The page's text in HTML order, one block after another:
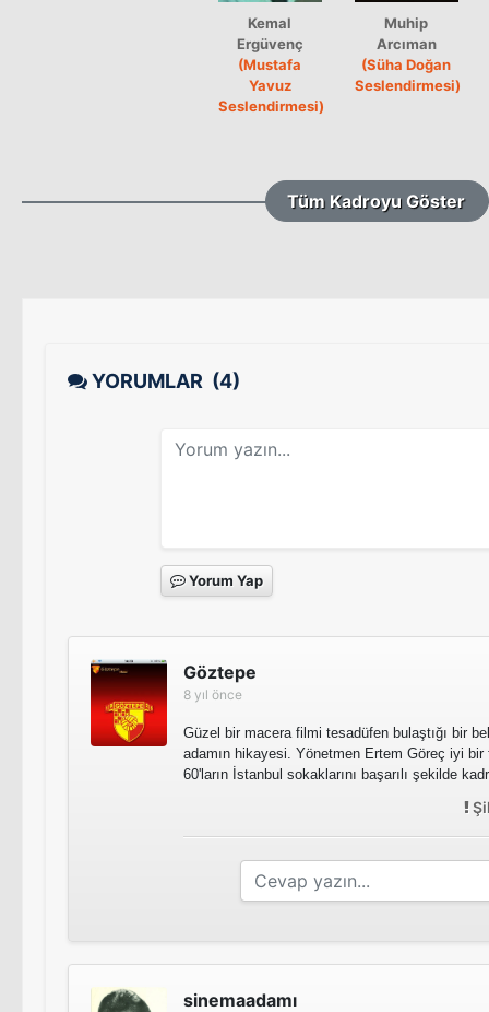
Kemal
Ergüvenç
(Mustafa
Yavuz
Seslendirmesi)
Muhip
Arcıman
(Süha Doğan
Seslendirmesi)
Tüm Kadroyu Göster
YORUMLAR (4)
Yorum Yap
Göztepe
8 yıl önce
Güzel bir macera filmi tesadüfen bulaştığı bir
adamın hikayesi. Yönetmen Ertem Göreç iyi
60'ların İstanbul sokaklarını başarılı şekilde
sinemaadamı